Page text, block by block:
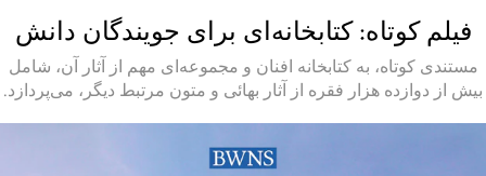
فیلم کوتاه: کتابخانه‌ای برای جویندگان دانش
مستندی کوتاه، به کتابخانه افنان و مجموعه‌ای مهم از آثار آن، شامل
بیش از دوازده هزار فقره از آثار بهائی و متون مرتبط دیگر، می‌پردازد.